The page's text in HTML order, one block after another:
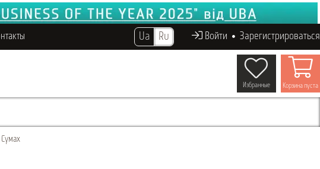
Войти Зарегистрироваться
Ua Ru
Корзина пуста
Избранные